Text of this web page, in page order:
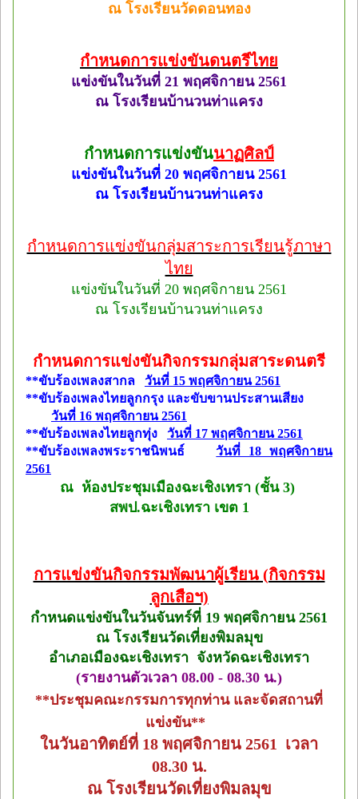
ณ โรงเรียนวัดดอนทอง
กำหนดการแข่งขันดนตรีไทย
แข่งขันในวันที่ 21 พฤศจิกายน 2561
ณ โรงเรียนบ้านวนท่าแครง
กำหนดการแข่งขันนาฏศิลป์
แข่งขันในวันที่ 20 พฤศจิกายน 2561
ณ โรงเรียนบ้านวนท่าแครง
กำหนดการแข่งขันกลุ่มสาระการเรียนรู้ภาษา
ไทย
แข่งขันในวันที่ 20 พฤศจิกายน 2561
ณ โรงเรียนบ้านวนท่าแครง
กำหนดการแข่งขันกิจกรรมกลุ่มสาระดนตรี
**ขับร้องเพลงสากล วันที่ 15 พฤศจิกายน 2561
**ขับร้องเพลงไทยลูกกรุง และขับขานประสานเสียง
วันที่ 16 พฤศจิกายน 2561
**ขับร้องเพลงไทยลูกทุ่ง วันที่ 17 พฤศจิกายน 2561
**ขับร้องเพลงพระราชนิพนธ์วันที่ 18 พฤศจิกายน
2561
ณ ห้องประชุมเมืองฉะเชิงเทรา (ชั้น 3)
สพป.ฉะเชิงเทรา เขต 1
การแข่งขันกิจกรรมพัฒนาผู้เรียน (กิจกรรม
ลูกเสือฯ)
กำหนดแข่งขันในวันจันทร์ที่ 19 พฤศจิกายน 2561
ณ โรงเรียนวัดเที่ยงพิมลมุข
อำเภอเมืองฉะเชิงเทรา จังหวัดฉะเชิงเทรา
(รายงานตัวเวลา 08.00 - 08.30 น.)
**ประชุมคณะกรรมการทุกท่าน และจัดสถานที่
แข่งขัน**
ในวันอาทิตย์ที่ 18 พฤศจิกายน 2561 เวลา
08.30 น.
ณ โรงเรียนวัดเที่ยงพิมลมุข